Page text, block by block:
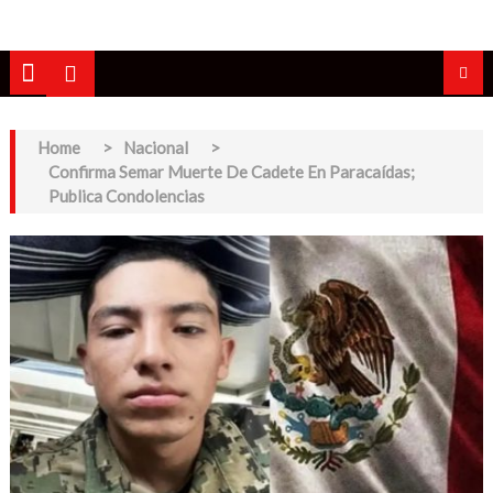
Home > Nacional
>
Confirma Semar Muerte De Cadete En Paracaídas;
Publica Condolencias